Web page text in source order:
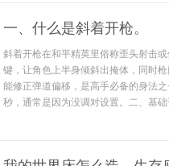
一、什么是斜着开枪。
斜着开枪在和平精英里俗称歪头射击
键，让角色上半身倾斜出掩体，同时
能修正弹道偏移，是高手必备的身法
秒，通常是因为没调对设置。二、基